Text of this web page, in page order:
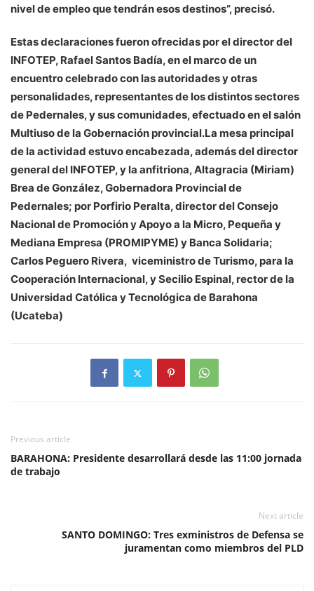
nivel de empleo que tendrán esos destinos”, precisó.
Estas declaraciones fueron ofrecidas por el director del
INFOTEP, Rafael Santos Badía, en el marco de un
encuentro celebrado con las autoridades y otras
personalidades, representantes de los distintos sectores
de Pedernales, y sus comunidades, efectuado en el salón
Multiuso de la Gobernación provincial.La mesa principal
de la actividad estuvo encabezada, además del director
general del INFOTEP, y la anfitriona, Altagracia (Miriam)
Brea de González, Gobernadora Provincial de
Pedernales; por Porfirio Peralta, director del Consejo
Nacional de Promoción y Apoyo a la Micro, Pequeña y
Mediana Empresa (PROMIPYME) y Banca Solidaria;
Carlos Peguero Rivera, viceministro de Turismo, para la
Cooperación Internacional, y Secilio Espinal, rector de la
Universidad Católica y Tecnológica de Barahona
(Ucateba)
Previous article
BARAHONA: Presidente desarrollará desde las 11:00 jornada
de trabajo
Next article
SANTO DOMINGO: Tres exministros de Defensa se
juramentan como miembros del PLD